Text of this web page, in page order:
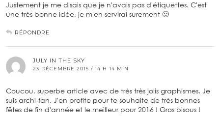
Justement je me disais que je n'avais pas d'étiquettes. C'est
une très bonne idée, je m'en servirai surement 🙂
RÉPONDRE
JULY IN THE SKY
23 DÉCEMBRE 2015 / 14 H 14 MIN
Coucou, superbe article avec de très très jolis graphismes. Je
suis archi-fan. J'en profite pour te souhaite de très bonnes
fêtes de fin d'année et le meilleur pour 2016 ! Gros bisous !